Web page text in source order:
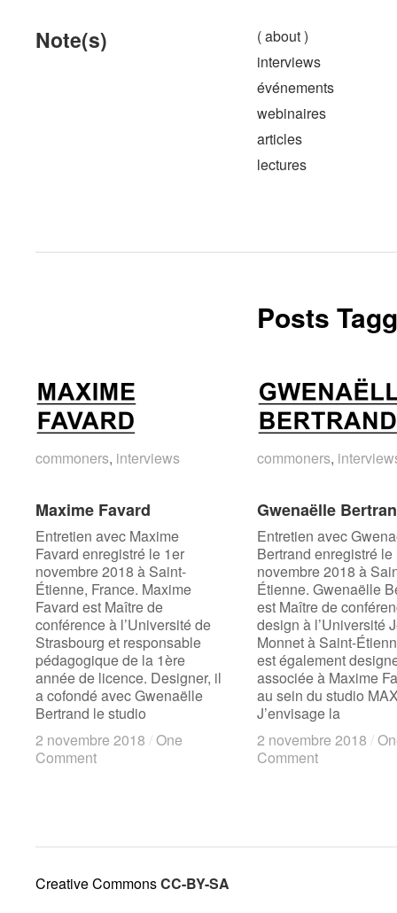
Note(s)
( about )
interviews
événements
webinaires
articles
lectures
Posts
commoners, interviews
Maxime Favard
Entretien avec Maxime
Favard enregistré le 1er
novembre 2018 à Saint-
Étienne, France. Maxime
Favard est Maître de
conférence à l’Université de
Strasbourg et responsable
pédagogique de la 1ère
année de licence. Designer, il
a cofondé avec Gwenaëlle
Bertrand le studio
2 novembre 2018 /One
Comment
commoners interviews
Maxime Favard
2 novembre 2018 /One
Comment
commoners,
Gwenaëlle
Entretien avec
Bertrand enregistré le
novembre 2018 à
Étienne. Gwenaëlle
est Maître de
design à l’Université
Monnet à Saint-
est également
associée à Maxime
au sein du studio
J’envisage la
2 novembre 2018 /
Comment
commoners
Gwenaëlle
2 novembre 2018 /
Comment
Creative CommonsCC-BY-SA